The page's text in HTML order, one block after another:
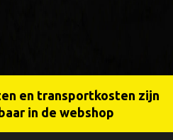
en transportkosten zijn
in de webshop